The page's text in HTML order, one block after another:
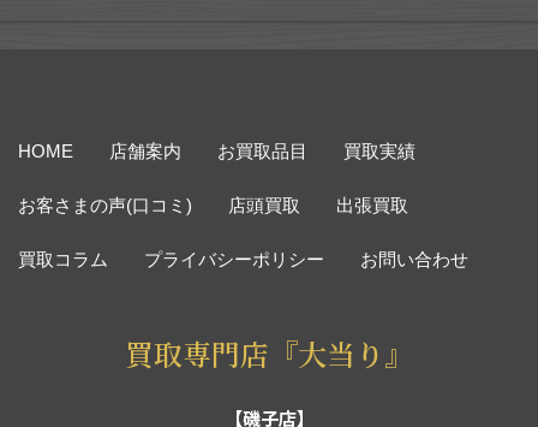
HOME 店舗案内 お買取品目 買取実績
お客さまの声(口コミ) 店頭買取 出張買取
買取コラム プライバシーポリシー お問い合わせ
買取専門店『大当り』
【磯子店】